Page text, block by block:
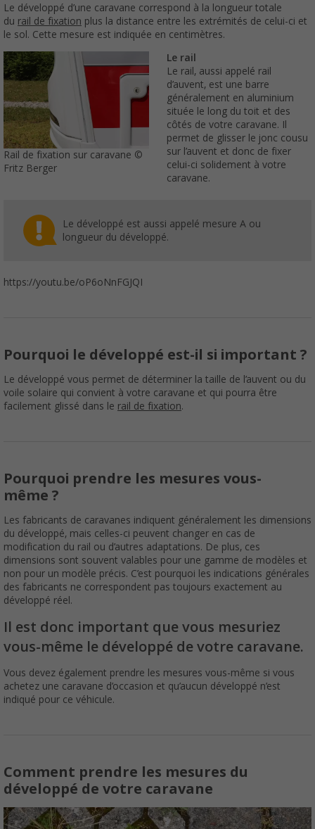
Le développé d’une caravane correspond à la longueur totale
du rail de fixation plus la distance entre les extrémités de celui-ci et
le sol. Cette mesure est indiquée en centimètres.
Rail de fixation sur caravane ©
Fritz Berger
Le rail
Le rail, aussi appelé rail
d’auvent, est une barre
généralement en aluminium
située le long du toit et des
côtés de votre caravane. Il
permet de glisser le jonc cousu
sur l’auvent et donc de fixer
celui-ci solidement à votre
caravane.
Le développé est aussi appelé mesure A ou
longueur du développé.
https://youtu.be/oP6oNnFGJQI
Pourquoi le développé est-il si important ?
Le développé vous permet de déterminer la taille de l’auvent ou du
voile solaire qui convient à votre caravane et qui pourra être
facilement glissé dans le rail de fixation.
Pourquoi prendre les mesures vous-
même ?
Les fabricants de caravanes indiquent généralement les dimensions
du développé, mais celles-ci peuvent changer en cas de
modification du rail ou d’autres adaptations. De plus, ces
dimensions sont souvent valables pour une gamme de modèles et
non pour un modèle précis. C’est pourquoi les indications générales
des fabricants ne correspondent pas toujours exactement au
développé réel.
Il est donc important que vous mesuriez
vous-même le développé de votre caravane.
Vous devez également prendre les mesures vous-même si vous
achetez une caravane d’occasion et qu’aucun développé n’est
indiqué pour ce véhicule.
Comment prendre les mesures du
développé de votre caravane